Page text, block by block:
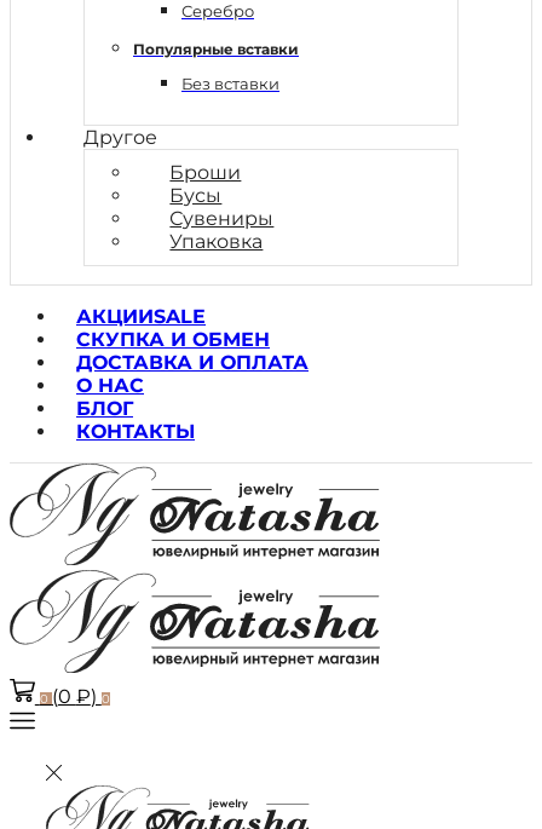
Серебро
Популярные вставки
Без вставки
Другое
Броши
Бусы
Сувениры
Упаковка
АКЦИИSALE
СКУПКА И ОБМЕН
ДОСТАВКА И ОПЛАТА
О НАС
БЛОГ
КОНТАКТЫ
0 (0 ₽) 0